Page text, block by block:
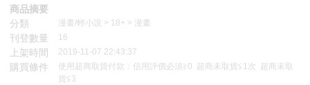
商品摘要
分類
漫畫/輕小說 > 18+ > 漫畫
刊登數量 16
上架時間 2019-11-07 22:43:37
購買條件
使用超商取貨付款：信用評價必須≧0 超商未取貨≦1次 超商未取
貨≦3